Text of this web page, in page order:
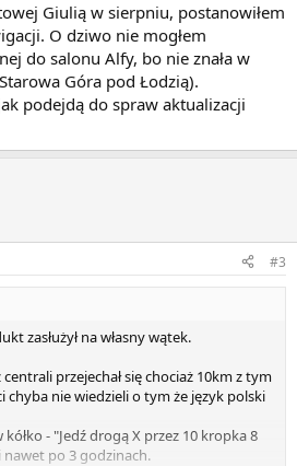
Giulią w sierpniu, postanowiłem
O dziwo nie mogłem
do salonu Alfy, bo nie znała w
Góra pod Łodzią).
podejdą do spraw aktualizacji
#3
zasłużył na własny wątek.
przejechał się chociaż 10km z tym
nie wiedzieli o tym że język polski
- "Jedź drogą X przez 10 kropka 8
po 3 godzinach.